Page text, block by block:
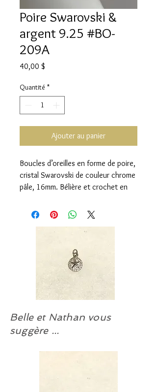
Poire Swarovski &
argent 9.25 #BO-
209A
40,00 $
Quantité *
Ajouter au panier
Boucles d’oreilles en forme de poire,
cristal Swarovski de couleur chrome
pâle, 16mm. Bélière et crochet en
ternissure à notre atelier.
Belle et Nathan vous
suggère ...